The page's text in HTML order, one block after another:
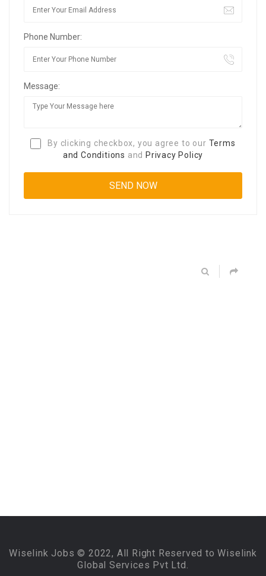
Phone Number:
Message:
By clicking checkbox, you agree to our Terms
and Conditions and Privacy Policy
Wiselink Jobs © 2022, All Right Reserved to Wiselink
Global Services Pvt Ltd.